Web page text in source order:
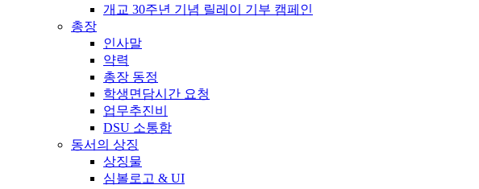
개교 30주년 기념 릴레이 기부 캠페인
총장
인사말
약력
총장 동정
학생면담시간 요청
업무추진비
DSU 소통함
동서의 상징
상징물
심볼로고 & UI